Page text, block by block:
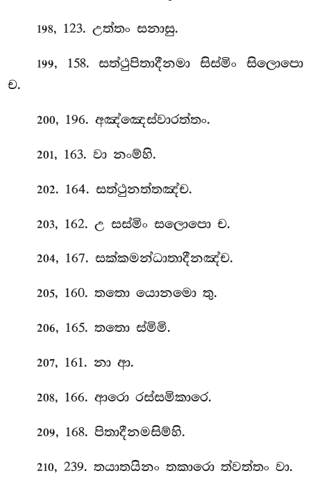
198, 123. උත්තං සනාසු.
199, 158. සත්ථුපිතාදීනමා සිස්මිං සිලොපො
ච.
200, 196. අඤ්ඤෙස්වාරත්තං.
201, 163. වා නංම්හි.
202. 164. සත්ථුනත්තඤ්ච.
203, 162. උ සස්මිං සලොපො ච.
204, 167. සක්කමන්ධාතාදීනඤ්ච.
205, 160. තතො යොනමො තු.
206, 165. තතො ස්මිමි.
207, 161. නා ආ.
208, 166. ආරො රස්සමිකාරෙ.
209, 168. පිතාදීනමසිම්හි.
210, 239. තයාතයිනං තකාරො ත්වත්තං වා.